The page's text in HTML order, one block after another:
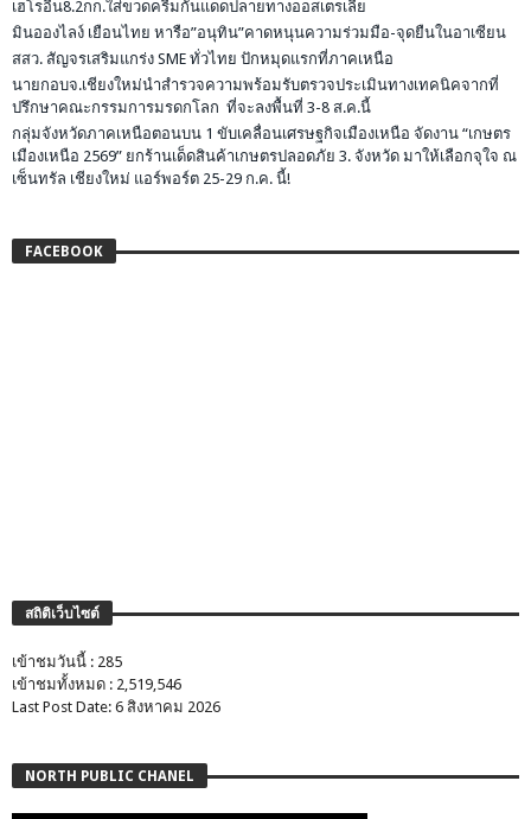
เฮโรอีน8.2กก.ใส่ขวดครีมกันแดดปลายทางออสเตรเลีย
มินอองไลง์ เยือนไทย หารือ”อนุทิน”คาดหนุนความร่วมมือ-จุดยืนในอาเซียน
สสว. สัญจรเสริมแกร่ง SME ทั่วไทย ปักหมุดแรกที่ภาคเหนือ
นายกอบจ.เชียงใหม่นำสำรวจความพร้อมรับตรวจประเมินทางเทคนิคจากที่
ปรึกษาคณะกรรมการมรดกโลก ที่จะลงพื้นที่ 3-8 ส.ค.นี้
กลุ่มจังหวัดภาคเหนือตอนบน 1 ขับเคลื่อนเศรษฐกิจเมืองเหนือ จัดงาน “เกษตร
เมืองเหนือ 2569” ยกร้านเด็ดสินค้าเกษตรปลอดภัย 3. จังหวัด มาให้เลือกจุใจ ณ
เซ็นทรัล เชียงใหม่ แอร์พอร์ต 25-29 ก.ค. นี้!
FACEBOOK
สถิติเว็บไซต์
เข้าชมวันนี้ : 285
เข้าชมทั้งหมด : 2,519,546
Last Post Date: 6 สิงหาคม 2026
NORTH PUBLIC CHANEL